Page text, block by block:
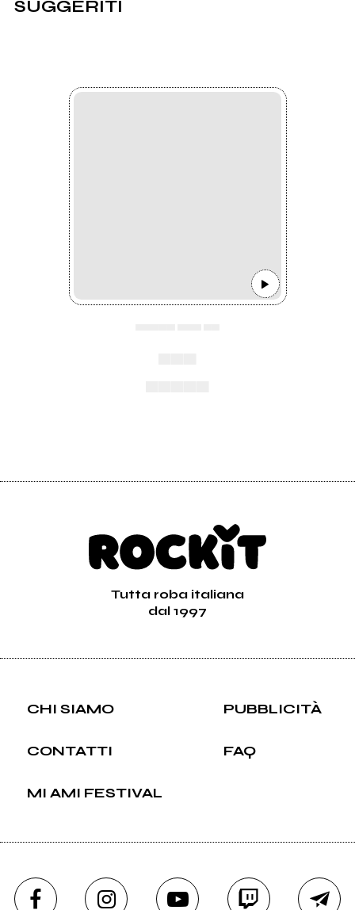
SUGGERITI
Tutta roba italiana
dal 1997
CHI SIAMO PUBBLICITÀ
CONTATTI FAQ
MI AMI FESTIVAL